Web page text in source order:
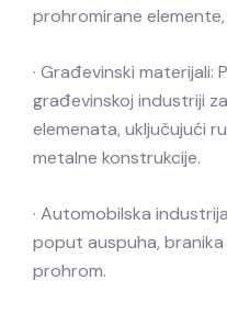
prohromirane
· Građevinski materijali:
građevinskoj industriji
elemenata, uključujući
metalne konstrukcije.
· Automobilska
poput auspuha,
prohrom.